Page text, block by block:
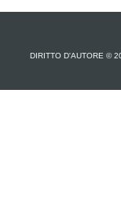
DIRITTO D'AUTORE ©